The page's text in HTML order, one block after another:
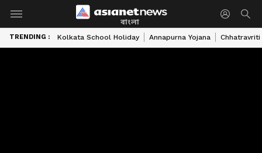
বাংলা
TRENDING : Kolkata School Holiday Annapurna Yojana Chhatravriti